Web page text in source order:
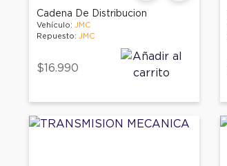
Cadena De Distribucion
Vehículo: JMC
Repuesto: JMC
$16.990